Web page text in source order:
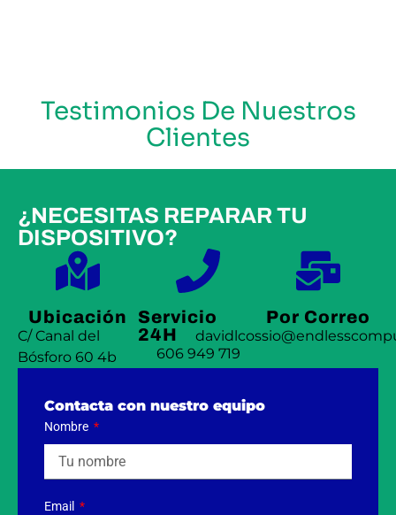
Testimonios De Nuestros
Clientes
¿NECESITAS REPARAR TU
DISPOSITIVO?
Ubicación
C/ Canal del
Bósforo 60 4b
Servicio
24H
606 949 719
Por Correo
Contacta con nuestro equipo
Nombre
Email